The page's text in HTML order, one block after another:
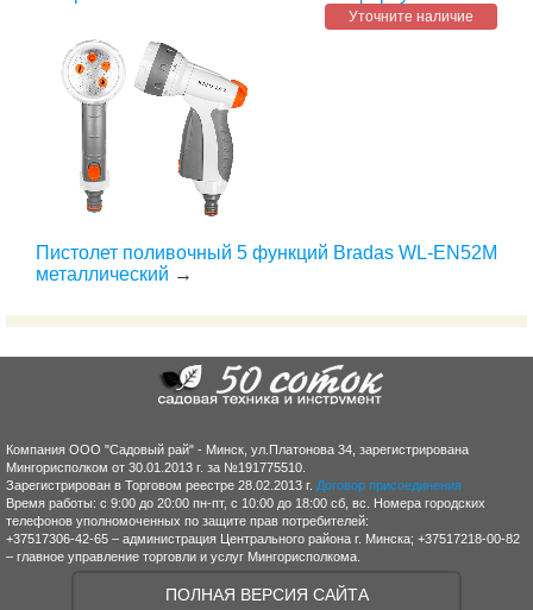
Уточните наличие
Пистолет поливочный 5 функций Bradas WL-EN52M
металлический →
Компания ООО "Садовый рай" - Минск, ул.Платонова 34, зарегистрирована
Мингорисполком от 30.01.2013 г. за №191775510.
Зарегистрирован в Торговом реестре 28.02.2013 г. Договор присоединения
Время работы: с 9:00 до 20:00 пн-пт, с 10:00 до 18:00 сб, вс. Номера городских
телефонов уполномоченных по защите прав потребителей:
+37517306-42-65 – администрация Центрального района г. Минска; +37517218-00-82
– главное управление торговли и услуг Мингорисполкома.
ПОЛНАЯ ВЕРСИЯ САЙТА